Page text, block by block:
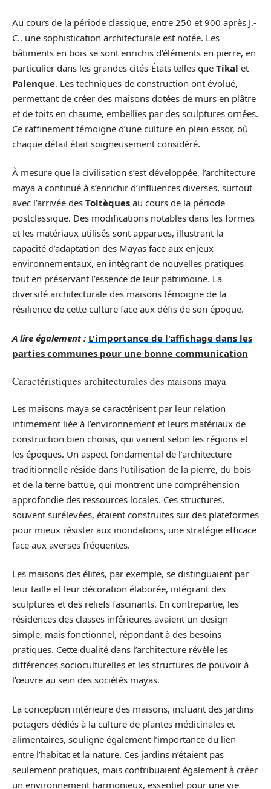
Au cours de la période classique, entre 250 et 900 après J.-
C., une sophistication architecturale est notée. Les
bâtiments en bois se sont enrichis d’éléments en pierre, en
particulier dans les grandes cités-États telles que Tikal et
Palenque. Les techniques de construction ont évolué,
permettant de créer des maisons dotées de murs en plâtre
et de toits en chaume, embellies par des sculptures ornées.
Ce raffinement témoigne d’une culture en plein essor, où
chaque détail était soigneusement considéré.
À mesure que la civilisation s’est développée, l’architecture
maya a continué à s’enrichir d’influences diverses, surtout
avec l’arrivée des Toltèques au cours de la période
postclassique. Des modifications notables dans les formes
et les matériaux utilisés sont apparues, illustrant la
capacité d’adaptation des Mayas face aux enjeux
environnementaux, en intégrant de nouvelles pratiques
tout en préservant l’essence de leur patrimoine. La
diversité architecturale des maisons témoigne de la
résilience de cette culture face aux défis de son époque.
A lire également : L'importance de l'affichage dans les
parties communes pour une bonne communication
Caractéristiques architecturales des maisons maya
Les maisons maya se caractérisent par leur relation
intimement liée à l’environnement et leurs matériaux de
construction bien choisis, qui varient selon les régions et
les époques. Un aspect fondamental de l’architecture
traditionnelle réside dans l’utilisation de la pierre, du bois
et de la terre battue, qui montrent une compréhension
approfondie des ressources locales. Ces structures,
souvent surélevées, étaient construites sur des plateformes
pour mieux résister aux inondations, une stratégie efficace
face aux averses fréquentes.
Les maisons des élites, par exemple, se distinguaient par
leur taille et leur décoration élaborée, intégrant des
sculptures et des reliefs fascinants. En contrepartie, les
résidences des classes inférieures avaient un design
simple, mais fonctionnel, répondant à des besoins
pratiques. Cette dualité dans l’architecture révèle les
différences socioculturelles et les structures de pouvoir à
l’œuvre au sein des sociétés mayas.
La conception intérieure des maisons, incluant des jardins
potagers dédiés à la culture de plantes médicinales et
alimentaires, souligne également l’importance du lien
entre l’habitat et la nature. Ces jardins n’étaient pas
seulement pratiques, mais contribuaient également à créer
un environnement harmonieux, essentiel pour une vie